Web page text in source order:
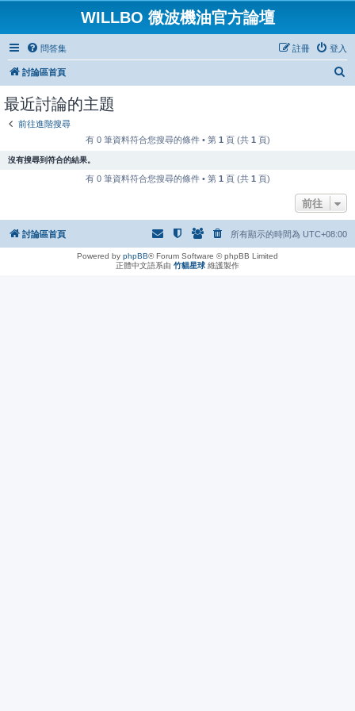
WILLBO 微波機油官方論壇
問答集 登入
註冊
討論區首頁
最近討論的主題
前往進階搜尋
有 0 筆資料符合您搜尋的條件 • 第 1 頁 (共 1 頁)
沒有搜尋到符合的結果。
有 0 筆資料符合您搜尋的條件 • 第 1 頁 (共 1 頁)
前往
討論區首頁 所有顯示的時間為 UTC+08:00
Powered by phpBB® Forum Software © phpBB Limited
正體中文語系由 竹貓星球 維護製作